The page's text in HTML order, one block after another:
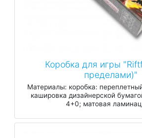
Коробка для игры
пределами)"
Материалы: коробка:
кашировка дизайнерской
4+0; матовая